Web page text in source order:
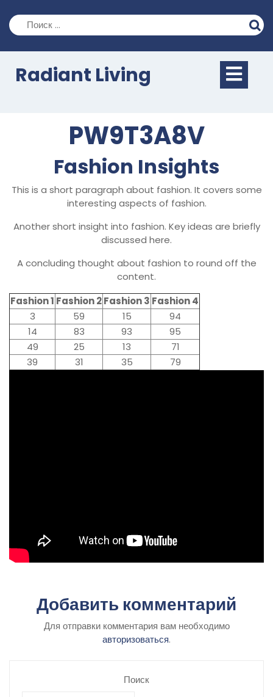
содержимому
Radiant Living
PW9T3A8V
Fashion Insights
This is a short paragraph about fashion. It covers some
interesting aspects of fashion.
Another short insight into fashion. Key ideas are briefly
discussed here.
A concluding thought about fashion to round off the
content.
Fashion 1 Fashion 2Fashion 3 Fashion 4
3
59 15
94
14
83 93
95
49
25 13
71
39
31 35 79
Добавить комментарий
Для отправки комментария вам необходимо
авторизоваться.
Поиск